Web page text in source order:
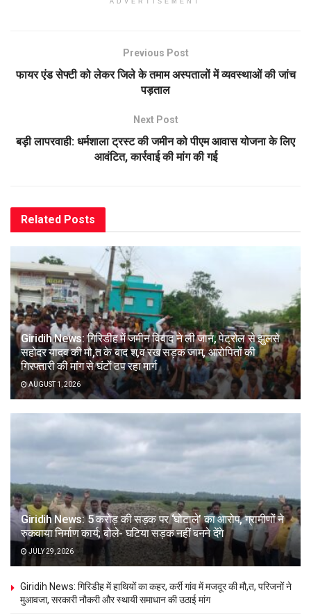
Previous Post
फायर एंड सेफ्टी को लेकर जिले के तमाम अस्पतालों में व्यवस्थाओं की जांच
पड़ताल
Next Post
बड़ी लापरवाही: धर्मशाला ट्रस्ट की जमीन को पीएम आवास योजना के लिए
आवंटित, कार्रवाई की मांग की गई
Related Posts
Giridih News: गिरिडीह में जमीन विवाद ने ली जान, पेट्रोल से झुलसे
सहोदर यादव की मौ,त के बाद श,व रख सड़क जाम, आरोपितों की
गिरफ्तारी की मांग से घंटों ठप रहा मार्ग
AUGUST 1, 2026
Giridih News: 5 करोड़ की सड़क पर ‘घोटाले’ का आरोप, ग्रामीणों ने
रुकवाया निर्माण कार्य; बोले- घटिया सड़क नहीं बनने देंगे
JULY 29, 2026
Giridih News: गिरिडीह में हाथियों का कहर, कर्री गांव में मजदूर की मौ,त, परिजनों ने
मुआवजा, सरकारी नौकरी और स्थायी समाधान की उठाई मांग